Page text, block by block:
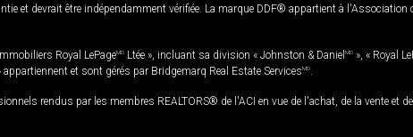
et devrait être indépendamment vérifiée. La marque DDF® appartient à l'Association
Royal LePageMD Ltée », incluant sa division « Johnston & Daniel MD », « Royal
et sont gérés par Bridgemarq Real Estate ServicesMD
rendus par les membres REALTORS® de l'ACI en vue de l'achat, de la vente et